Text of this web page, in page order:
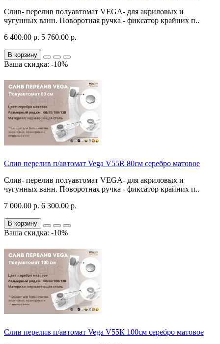
Слив- перелив полуавтомат VEGA- для акриловых и
чугунных ванн. Поворотная ручка - фиксатор крайних п..
6 400.00 р. 5 760.00 р.
В корзину
Ваша скидка: -10%
Слив перелив п/автомат Vega V55R 80см серебро матовое
Слив- перелив полуавтомат VEGA- для акриловых и
чугунных ванн. Поворотная ручка - фиксатор крайних п..
7 000.00 р. 6 300.00 р.
В корзину
Ваша скидка: -10%
Слив перелив п/автомат Vega V55К 100см серебро матовое